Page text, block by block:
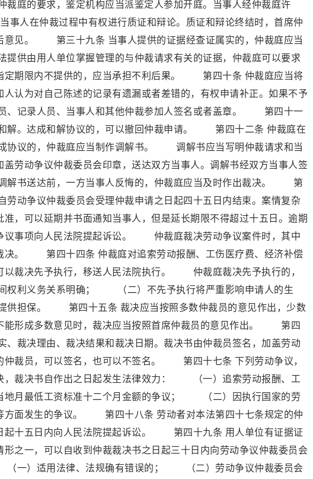
的要求，鉴定机构应当派鉴定人参加开庭。当事人经仲裁庭许
人在仲裁过程中有权进行质证和辩论。质证和辩论终结时，首席仲
意见。 第三十九条 当事人提供的证据经查证属实的，仲裁庭应当
由用人单位掌握管理的与仲裁请求有关的证据，仲裁庭可以要求
定期限内不提供的，应当承担不利后果。 第四十条 仲裁庭应当将
认为对自己陈述的记录有遗漏或者差错的，有权申请补正。如果不予
记录人员、当事人和其他仲裁参加人签名或者盖章。 第四十一
解。达成和解协议的，可以撤回仲裁申请。 第四十二条 仲裁庭在
议的，仲裁庭应当制作调解书。 调解书应当写明仲裁请求和当
劳动争议仲裁委员会印章，送达双方当事人。调解书经双方当事人签
书送达前，一方当事人反悔的，仲裁庭应当及时作出裁决。 第
劳动争议仲裁委员会受理仲裁申请之日起四十五日内结束。案情复杂
，可以延期并书面通知当事人，但是延长期限不得超过十五日。逾期
议事项向人民法院提起诉讼。 仲裁庭裁决劳动争议案件时，其中
决。 第四十四条 仲裁庭对追索劳动报酬、工伤医疗费、经济补偿
以裁决先予执行，移送人民法院执行。 仲裁庭裁决先予执行的，
利义务关系明确； （二）不先予执行将严重影响申请人的生
担保。 第四十五条 裁决应当按照多数仲裁员的意见作出，少数
能形成多数意见时，裁决应当按照首席仲裁员的意见作出。 第四
、裁决理由、裁决结果和裁决日期。裁决书由仲裁员签名，加盖劳动
仲裁员，可以签名，也可以不签名。 第四十七条 下列劳动争议，
，裁决书自作出之日起发生法律效力： （一）追索劳动报酬、工
地月最低工资标准十二个月金额的争议； （二）因执行国家的劳
方面发生的争议。 第四十八条 劳动者对本法第四十七条规定的仲
起十五日内向人民法院提起诉讼。 第四十九条 用人单位有证据证
之一，可以自收到仲裁裁决书之日起三十日内向劳动争议仲裁委员会
一）适用法律、法规确有错误的； （二）劳动争议仲裁委员会